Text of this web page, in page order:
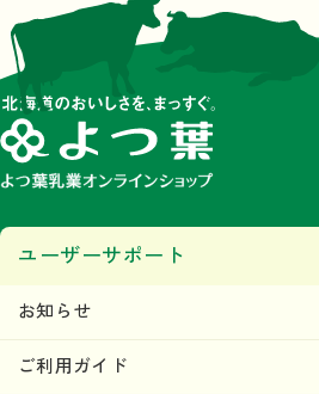
ユーザーサポート
お知らせ
ご利用ガイド